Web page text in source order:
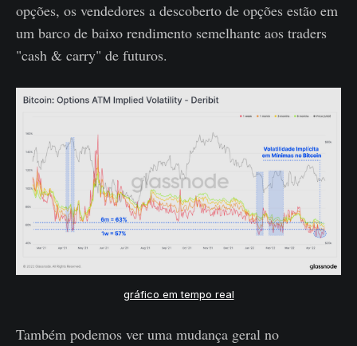
opções, os vendedores a descoberto de opções estão em
um barco de baixo rendimento semelhante aos traders
"cash & carry" de futuros.
gráfico em tempo real
Também podemos ver uma mudança geral no